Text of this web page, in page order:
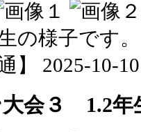
の様子です
】 2025-10-
大会３ 1.2年